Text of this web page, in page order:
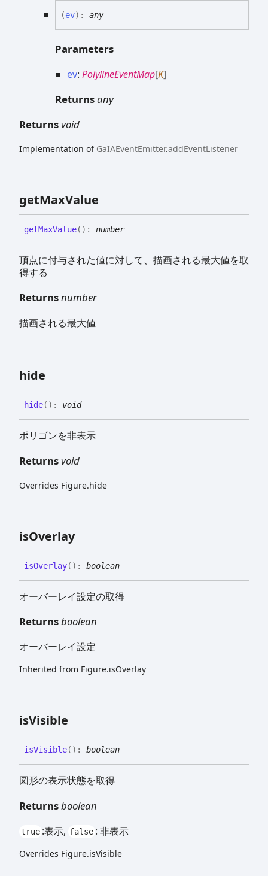
(ev) : any
Parameters
ev: PolylineEventMap[K]
Returnsany
Returnsvoid
Implementation of GaIAEventEmitter.addEventListener
getMaxValue
getMaxValue( ) : number
頂点に付与された値に対して、描画される最大値を取
得する
Returnsnumber
描画される最大値
hide
hide( ) : void
ポリゴンを非表示
Returnsvoid
Overrides Figure.hide
isOverlay
isOverlay( ) : boolean
オーバーレイ設定の取得
Returnsboolean
オーバーレイ設定
Inherited from Figure.isOverlay
isVisible
isVisible( ) : boolean
図形の表示状態を取得
Returnsboolean
true :表示, false : 非表示
Overrides Figure.isVisible